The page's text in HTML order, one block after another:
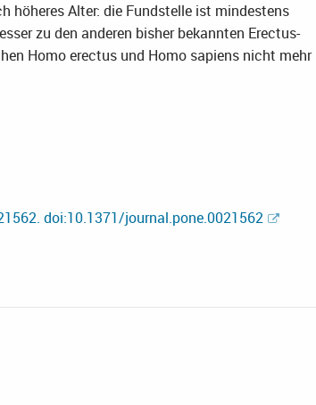
höheres Alter: die Fundstelle ist mindestens
zu den anderen bisher bekannten Erectus-
Homo erectus und Homo sapiens nicht mehr
doi:10.1371/journal.pone.0021562